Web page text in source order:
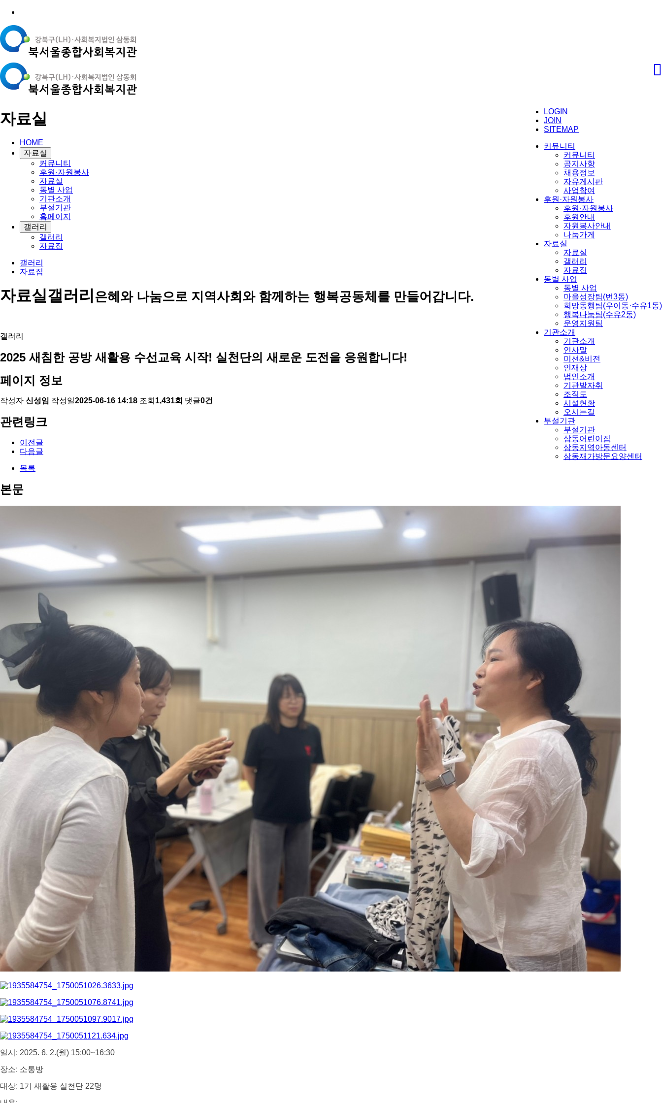
LOGIN
JOIN
SITEMAP
커뮤니티
커뮤니티
공지사항
채용정보
자유게시판
사업참여
후원·자원봉사
후원·자원봉사
후원안내
자원봉사안내
나눔가게
자료실
자료실
갤러리
자료집
동별 사업
동별 사업
마을성장팀(번3동)
희망동행팀(우이동·수유1동)
행복나눔팀(수유2동)
운영지원팀
기관소개
기관소개
인사말
미션&비전
인재상
법인소개
기관발자취
조직도
시설현황
오시는길
부설기관
부설기관
삼동어린이집
삼동지역아동센터
삼동재가방문요양센터
자료실
HOME
자료실
커뮤니티
후원·자원봉사
자료실
동별 사업
기관소개
부설기관
홈페이지
갤러리
갤러리
자료집
갤러리
자료집
자료실갤러리은혜와 나눔으로 지역사회와 함께하는 행복공동체를 만들어갑니다.
갤러리
2025 새침한 공방 새활용 수선교육 시작! 실천단의 새로운 도전을 응원합니다!
페이지 정보
작성자 신성임 작성일2025-06-16 14:18 조회 1,431회 댓글0건
관련링크
이전글
다음글
목록
본문
일시: 2025. 6. 2.(월) 15:00~16:30
장소: 소통방
대상: 1기 새활용 실천단 22명